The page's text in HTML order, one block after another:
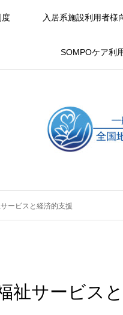
度 入居系施設利用者様
SOMPOケア利
ービスと経済的支援
祉サービス